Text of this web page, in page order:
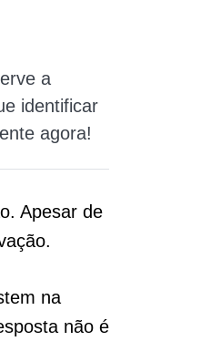
a
identificar
agora!
Apesar de
na
não é